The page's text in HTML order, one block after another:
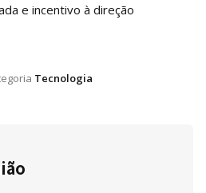
e incentivo à direção
Tecnologia